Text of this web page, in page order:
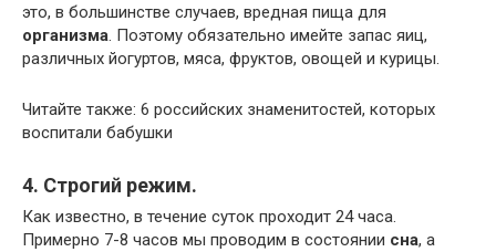
это, в большинстве случаев, вредная пища для
организма. Поэтому обязательно имейте запас яиц,
различных йогуртов, мяса, фруктов, овощей и курицы.
Читайте также: 6 российских знаменитостей, которых
воспитали бабушки
4. Строгий режим.
Как известно, в течение суток проходит 24 часа.
Примерно 7-8 часов мы проводим в состоянии сна, а